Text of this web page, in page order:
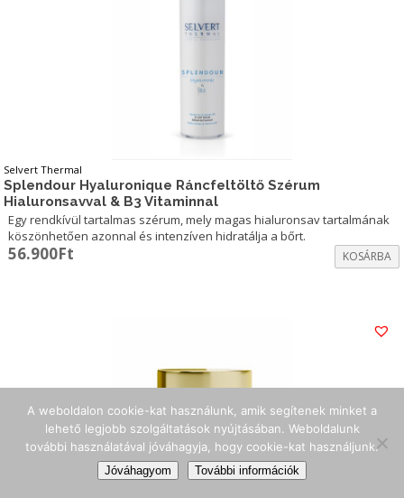
Selvert Thermal
Splendour Hyaluronique Ráncfeltöltő Szérum
Hialuronsavval & B3 Vitaminnal
Egy rendkívül tartalmas szérum, mely magas hialuronsav tartalmának
köszönhetően azonnal és intenzíven hidratálja a bőrt.
56.900Ft KOSÁRBA
A weboldalon cookie-kat használunk, amik segítenek minket a
lehető legjobb szolgáltatások nyújtásában. Weboldalunk
további használatával jóváhagyja, hogy cookie-kat használjunk.
Jóváhagyom További információk